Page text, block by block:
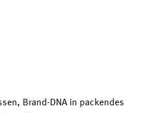
Brand-DNA in packendes